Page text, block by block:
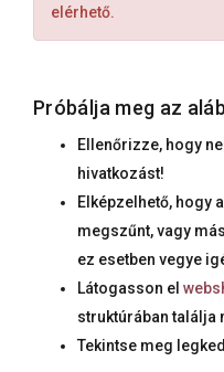
elérhető.
Próbálja meg az
Ellenőrizze, hogy
hivatkozást!
Elképzelhető, hogy
megszűnt, vagy
ez esetben vegye
Látogasson el
struktúrában találja
Tekintse meg